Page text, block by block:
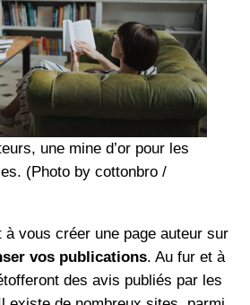
une mine d’or pour les
(Photo by cottonbro /
vous créer une page auteur sur
vos publications. Au fur et à
des avis publiés par les